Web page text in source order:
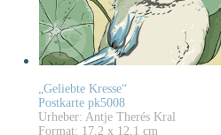
„Geliebte Kresse“
Postkarte pk5008
Urheber: Antje Therés Kral
Format: 17,2 x 12,1 cm